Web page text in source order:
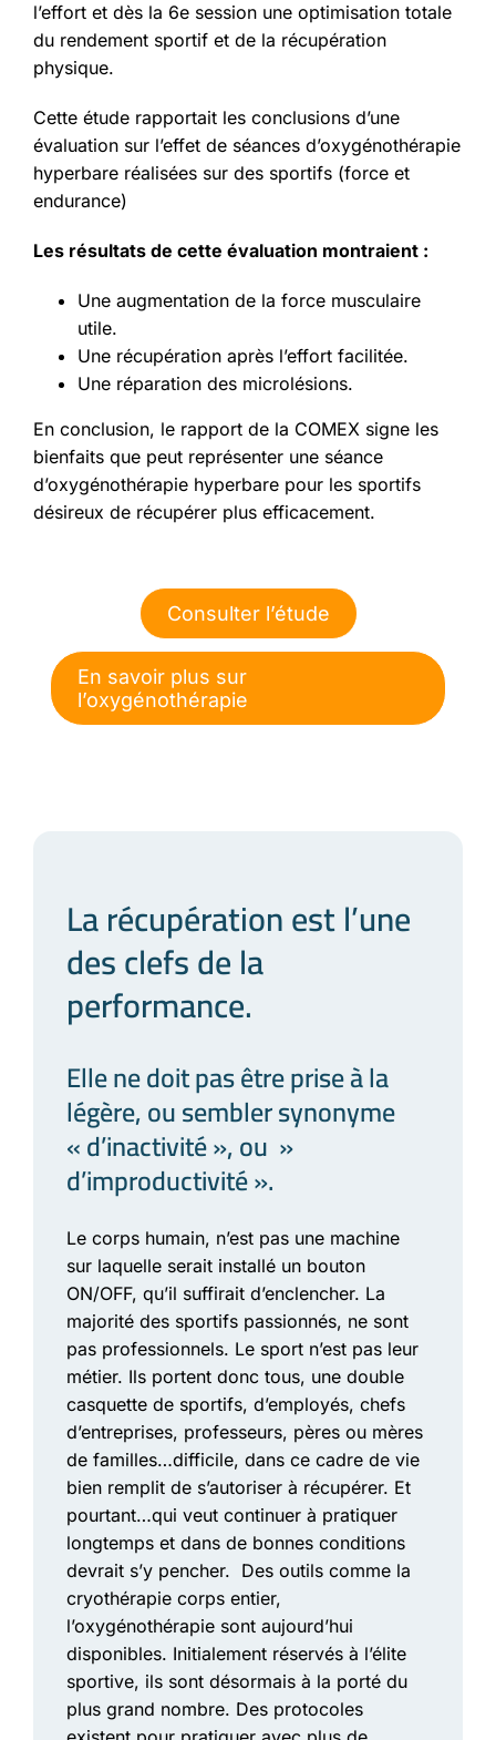
l’effort et dès la 6e session une optimisation totale
du rendement sportif et de la récupération
physique.
Cette étude rapportait les conclusions d’une
évaluation sur l’effet de séances d’oxygénothérapie
hyperbare réalisées sur des sportifs (force et
endurance)
Les résultats de cette évaluation montraient :
Une augmentation de la force musculaire
utile.
Une récupération après l’effort facilitée.
Une réparation des microlésions.
En conclusion, le rapport de la COMEX signe les
bienfaits que peut représenter une séance
d’oxygénothérapie hyperbare pour les sportifs
désireux de récupérer plus efficacement.
Consulter l’étude
En savoir plus sur
l’oxygénothérapie
La récupération est l’une
des clefs de la
performance.
Elle ne doit pas être prise à la
légère, ou sembler synonyme
« d’inactivité », ou »
d’improductivité ».
Le corps humain, n’est pas une machine
sur laquelle serait installé un bouton
ON/OFF, qu’il suffirait d’enclencher. La
majorité des sportifs passionnés, ne sont
pas professionnels. Le sport n’est pas leur
métier. Ils portent donc tous, une double
casquette de sportifs, d’employés, chefs
d’entreprises, professeurs, pères ou mères
de familles…difficile, dans ce cadre de vie
bien remplit de s’autoriser à récupérer. Et
pourtant…qui veut continuer à pratiquer
longtemps et dans de bonnes conditions
devrait s’y pencher. Des outils comme la
cryothérapie corps entier,
l’oxygénothérapie sont aujourd’hui
disponibles. Initialement réservés à l’élite
sportive, ils sont désormais à la porté du
plus grand nombre. Des protocoles